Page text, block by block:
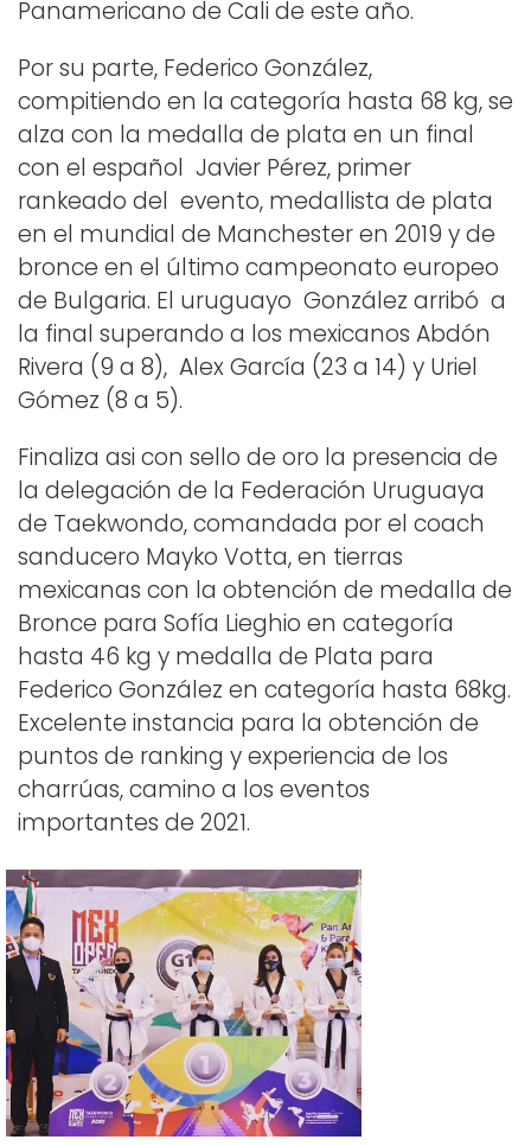
Panamericano de Cali de este año.
Por su parte, Federico González,
compitiendo en la categoría hasta 68 kg, se
alza con la medalla de plata en un final
con el español Javier Pérez, primer
rankeado del evento, medallista de plata
en el mundial de Manchester en 2019 y de
bronce en el último campeonato europeo
de Bulgaria. El uruguayo González arribó a
la final superando a los mexicanos Abdón
Rivera (9 a 8), Alex García (23 a 14) y Uriel
Gómez (8 a 5).
Finaliza asi con sello de oro la presencia de
la delegación de la Federación Uruguaya
de Taekwondo, comandada por el coach
sanducero Mayko Votta, en tierras
mexicanas con la obtención de medalla de
Bronce para Sofía Lieghio en categoría
hasta 46 kg y medalla de Plata para
Federico González en categoría hasta 68kg.
Excelente instancia para la obtención de
puntos de ranking y experiencia de los
charrúas, camino a los eventos
importantes de 2021.